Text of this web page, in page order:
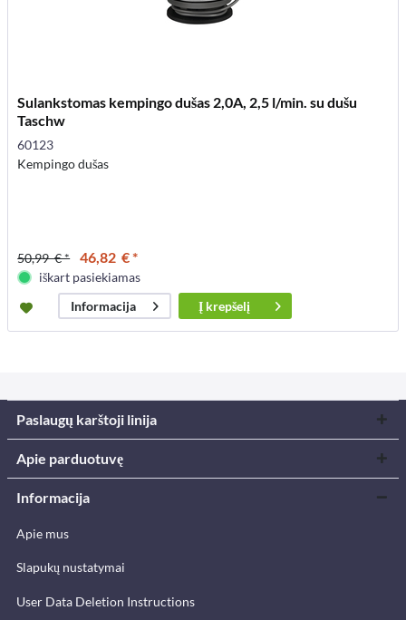
Sulankstomas kempingo dušas 2,0A, 2,5 l/min. su dušu
Taschw
60123
Kempingo dušas
50,99 € * 46,82 € *
iškart pasiekiamas
Informacija
Į krepšelį
Paslaugų karštoji linija
Apie parduotuvę
Informacija
Apie mus
Slapukų nustatymai
User Data Deletion Instructions